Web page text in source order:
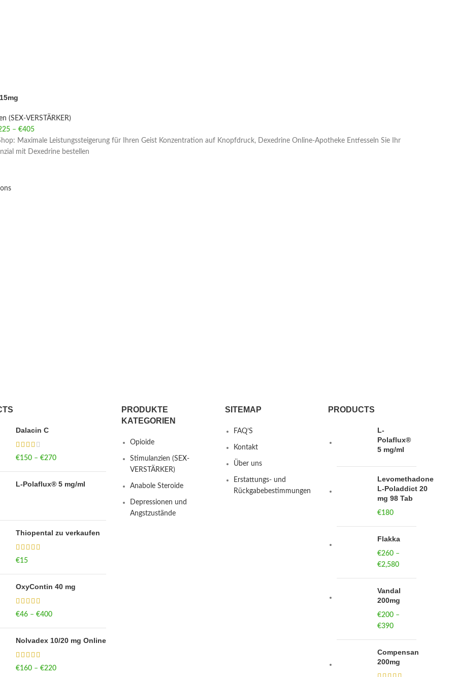
(SEX-VERSTÄRKER)
– €405Price range: €225 through €405
Maximale Leistungssteigerung für Ihren Geist Konzentration auf Knopfdruck, Dexedrine Online-Apotheke Entfesseln Sie Ihr
mit Dexedrine bestellen
Dalacin C
€150 – €270Price range: €150
L-Polaflux® 5 mg/ml
Thiopental zu verkaufen
€15
OxyContin 40 mg
€46 – €400Price range: €46
Nolvadex 10/20 mg Online
€160 – €220Price range: €160
PRODUKTE
KATEGORIEN
Opioide
Stimulanzien (SEX-
VERSTÄRKER)
Anabole Steroide
Depressionen und
Angstzustände
SITEMAP
FAQ’S
Kontakt
Über uns
Erstattungs- und
Rückgabebestimmungen
PRODUCTS
L-
Polaflux®
5 mg/ml
Levomethadone
L-Poladdict 20
mg 98 Tab
€180
Flakka
€260 –
€2,580
€260
through
Vandal
200mg
€200 –
€390
through
Compensan
200mg